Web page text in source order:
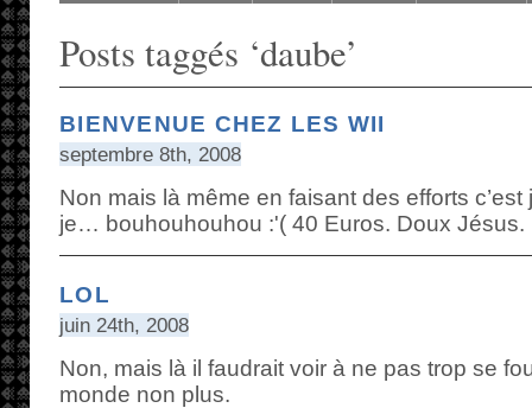
Posts taggés ‘daube’
BIENVENUE CHEZ LES WII
septembre 8th, 2008
Non mais là même en faisant des efforts
je… bouhouhouhou :'( 40 Euros. Doux Jésus.
LOL
juin 24th, 2008
Non, mais là il faudrait voir à ne pas trop se
monde non plus.